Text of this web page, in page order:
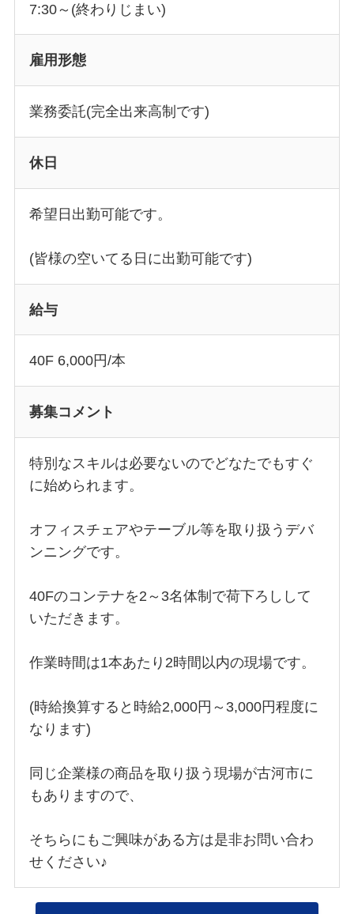
7:30～(終わりじまい)
雇用形態
業務委託(完全出来高制です)
休日
希望日出勤可能です。
(皆様の空いてる日に出勤可能です)
給与
40F 6,000円/本
募集コメント
特別なスキルは必要ないのでどなたでもすぐ
に始められます。
オフィスチェアやテーブル等を取り扱うデバ
ンニングです。
40Fのコンテナを2～3名体制で荷下ろしして
いただきます。
作業時間は1本あたり2時間以内の現場です。
(時給換算すると時給2,000円～3,000円程度に
なります)
同じ企業様の商品を取り扱う現場が古河市に
もありますので、
そちらにもご興味がある方は是非お問い合わ
せください♪